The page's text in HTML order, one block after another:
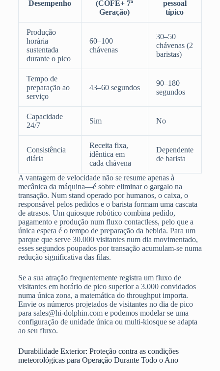
Desempenho
(COFE+ 7ª
Geração)
pessoal
típico
Produção
horária
sustentada
durante o pico
60–100
chávenas
30–50
chávenas (2
baristas)
Tempo de
preparação ao
serviço
43–60 segundos
90–180
segundos
Capacidade
24/7
Sim No
Consistência
diária
Receita fixa,
idêntica em
cada chávena
Dependente
de barista
A vantagem de velocidade não se resume apenas à
mecânica da máquina—é sobre eliminar o gargalo na
transação. Num stand operado por humanos, o caixa, o
responsável pelos pedidos e o barista formam uma cascata
de atrasos. Um quiosque robótico combina pedido,
pagamento e produção num fluxo contactless, pelo que a
única espera é o tempo de preparação da bebida. Para um
parque que serve 30.000 visitantes num dia movimentado,
esses segundos poupados por transação acumulam-se numa
redução significativa das filas.
Se a sua atração frequentemente registra um fluxo de
visitantes em horário de pico superior a 3.000 convidados
numa única zona, a matemática do throughput importa.
Envie os números projetados de visitantes no dia de pico
para sales@hi-dolphin.com e podemos modelar se uma
configuração de unidade única ou multi-kiosque se adapta
ao seu fluxo.
Durabilidade Exterior: Proteção contra as condições
meteorológicas para Operação Durante Todo o Ano